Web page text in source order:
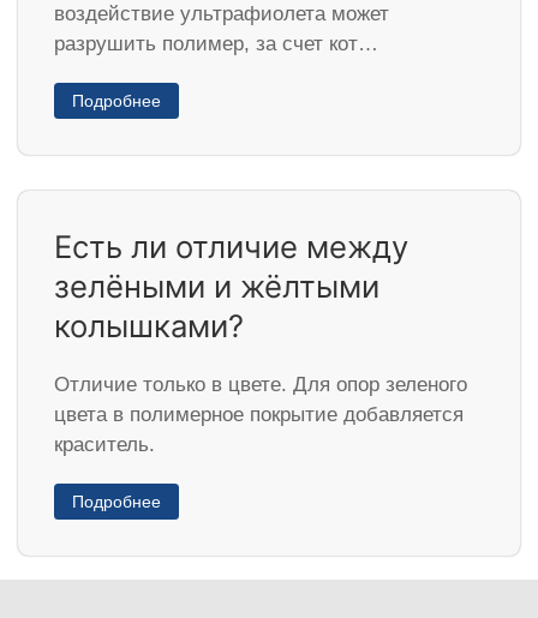
воздействие ультрафиолета может
разрушить полимер, за счет кот…
Подробнее
Есть ли отличие между
зелёными и жёлтыми
колышками?
Отличие только в цвете. Для опор зеленого
цвета в полимерное покрытие добавляется
краситель.
Подробнее